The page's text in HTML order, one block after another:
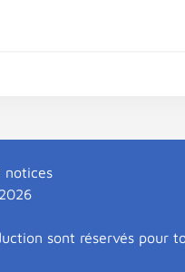
notices
sont réservés pour